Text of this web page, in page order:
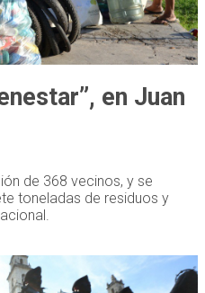
en Juan
de 368 vecinos, y se
toneladas de residuos y